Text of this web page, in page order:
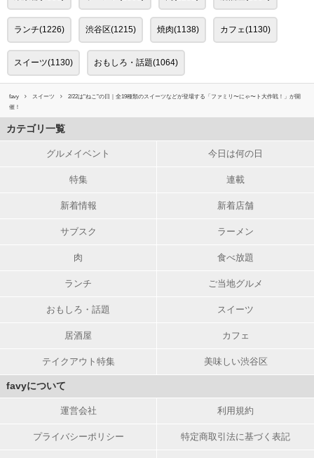
ランチ(1226) 渋谷区(1215) 焼肉(1138) カフェ(1130)
スイーツ(1130) おもしろ・話題(1064)
favy スイーツ
2/22は"ねこ"の日｜全19種類のスイーツなどが登場する「ファミリ〜にゃ〜ト大作戦！」が開
催！
カテゴリ一覧
グルメイベント 今日は何の日
特集 連載
新着情報 新着店舗
サブスク ラーメン
肉 食べ放題
ランチ ご当地グルメ
おもしろ・話題 スイーツ
居酒屋 カフェ
テイクアウト特集 美味しい渋谷区
favyについて
運営会社 利用規約
プライバシーポリシー 特定商取引法に基づく表記